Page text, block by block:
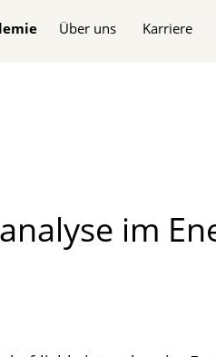
Über uns Karriere
im